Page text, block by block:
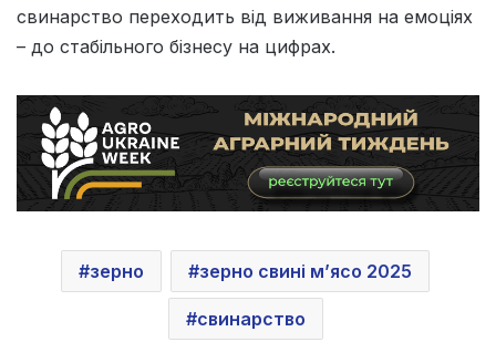
свинарство переходить від виживання на емоціях
– до стабільного бізнесу на цифрах.
зерно зерно свині м’ясо 2025
свинарство